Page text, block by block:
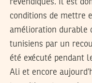
revendiqués. Il est
conditions de mettre
amélioration durable
tunisiens par un
été exécuté pendant
Ali et encore